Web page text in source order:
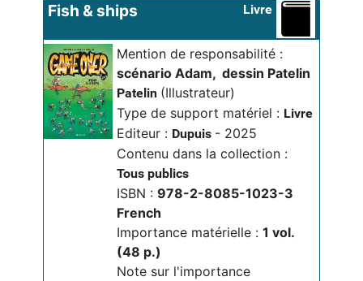
Fish & ships Livre
Mention de responsabilité :
scénario Adam, dessin Patelin
Patelin (Illustrateur)
Type de support matériel : Livre
Editeur : Dupuis - 2025
Contenu dans la collection :
Tous publics
ISBN : 978-2-8085-1023-3
French
Importance matérielle : 1 vol.
(48 p.)
Note sur l'importance